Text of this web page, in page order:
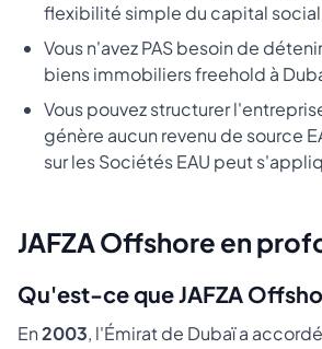
flexibilité simple du capital social
Vous n'avez PAS besoin de
biens immobiliers freehold à
Vous pouvez structurer
génère aucun revenu de source
sur les Sociétés EAU peut
JAFZA Offshore en
Qu'est-ce que JAFZA
En2003, l'Émirat de Dubaï a